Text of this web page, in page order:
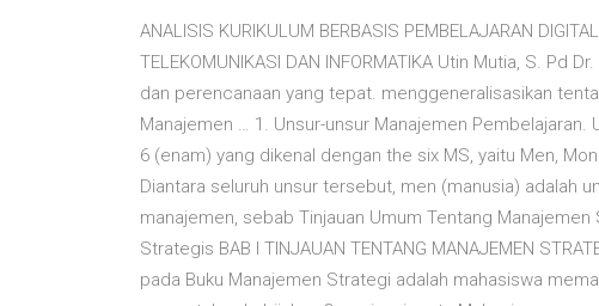
ANALISIS KURIKULUM BERBASIS PEMBELAJARAN
TELEKOMUNIKASI DAN INFORMATIKA Utin Mutia, S. Pd
dan perencanaan yang tepat. menggeneralisasikan
Manajemen … 1. Unsur-unsur Manajemen
6 (enam) yang dikenal dengan the six MS, yaitu Men,
Diantara seluruh unsur tersebut, men (manusia) adalah
manajemen, sebab Tinjauan Umum Tentang
Strategis BAB I TINJAUAN TENTANG MANAJEMEN
pada Buku Manajemen Strategi adalah mahasiswa